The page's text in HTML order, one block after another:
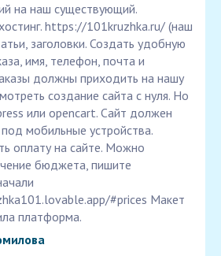
на наш существующий.
https://101kruzhka.ru/ (наш
заголовки. Создать удобную
имя, телефон, почта и
должны приходить на нашу
создание сайта с нуля. Но
или opencart. Сайт должен
мобильные устройства.
оплату на сайте. Можно
бюджета, пишите
#prices Макет
платформа.